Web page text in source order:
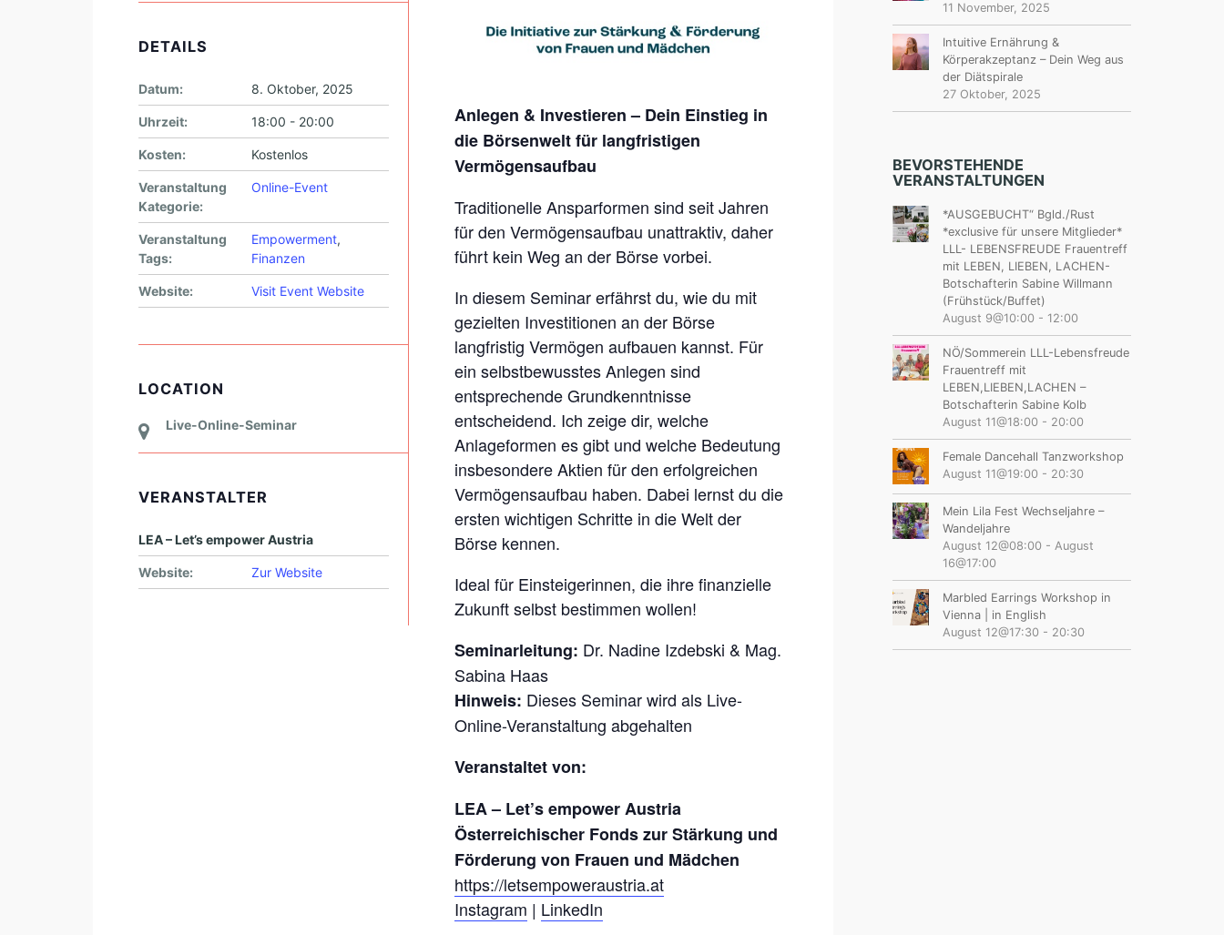
E
S
T
I
E
R
E
N
–
D
E
I
N
E
I
N
T
I
E
G
I
N
D
I
E
B
Ö
R
S
Anlegen & Investieren – Dein Einstieg in
die Börsenwelt für langfristigen
Vermögensaufbau
Traditionelle Ansparformen sind seit Jahren
für den Vermögensaufbau unattraktiv, daher
führt kein Weg an der Börse vorbei.
In diesem Seminar erfährst du, wie du mit
gezielten Investitionen an der Börse
langfristig Vermögen aufbauen kannst. Für
ein selbstbewusstes Anlegen sind
entsprechende Grundkenntnisse
entscheidend. Ich zeige dir, welche
Anlageformen es gibt und welche Bedeutung
insbesondere Aktien für den erfolgreichen
Vermögensaufbau haben. Dabei lernst du die
ersten wichtigen Schritte in die Welt der
Börse kennen.
Ideal für Einsteigerinnen, die ihre finanzielle
Zukunft selbst bestimmen wollen!
Seminarleitung: Dr. Nadine Izdebski & Mag.
Sabina Haas
Hinweis: Dieses Seminar wird als Live-
Online-Veranstaltung abgehalten
Veranstaltet von:
LEA– Let’s empower Austria
Österreichischer Fonds zur Stärkung und
Förderung von Frauen und Mädchen
https://letsempoweraustria.at
Instagram | LinkedIn
DETAILS
Datum: 8. Oktober, 2025
Uhrzeit: 18:00 - 20:00
Kosten: Kostenlos
Veranstaltung
Kategorie:
Online-Event
Veranstaltung
Tags:
Empowerment,
Finanzen
Website: Visit Event Website
LOCATION
Live-Online-Seminar
VERANSTALTER
LEA – Let’s empower Austria
Website: Zur Website
11 November, 2025
Intuitive Ernährung &
Körperakzeptanz – Dein Weg aus
der Diätspirale
27 Oktober, 2025
BEVORSTEHENDE
VERANSTALTUNGEN
*AUSGEBUCHT“ Bgld./Rust
*exclusive für unsere Mitglieder*
LLL- LEBENSFREUDE Frauentreff
mit LEBEN, LIEBEN, LACHEN-
Botschafterin Sabine Willmann
(Frühstück/Buffet)
August 9@10:00- 12:00
NÖ/Sommerein LLL-Lebensfreude
Frauentreff mit
LEBEN,LIEBEN,LACHEN –
Botschafterin Sabine Kolb
August 11@18:00- 20:00
Female Dancehall Tanzworkshop
August 11@19:00- 20:30
Mein Lila Fest Wechseljahre –
Wandeljahre
August 12@08:00- August
16@17:00
Marbled Earrings Workshop in
Vienna | in English
August 12@17:30- 20:30